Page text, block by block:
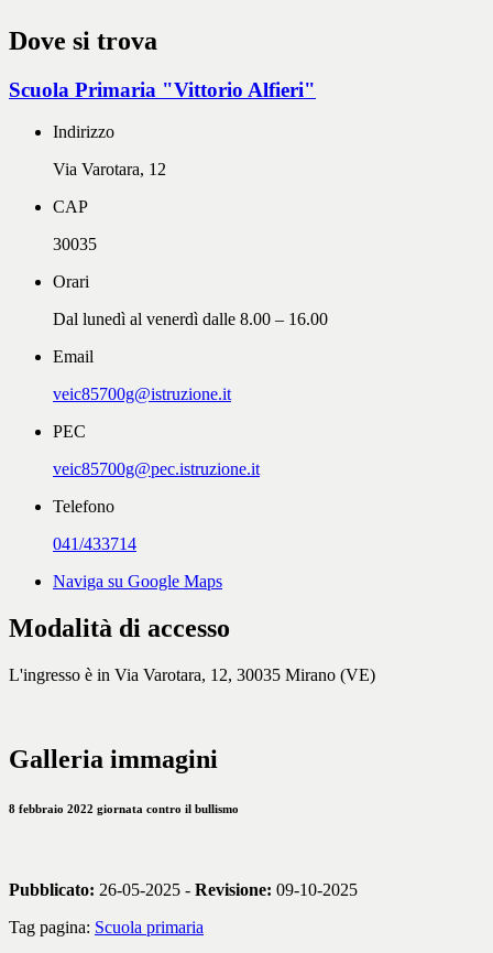
Dove si trova
Scuola Primaria "Vittorio Alfieri"
Indirizzo
Via Varotara, 12
CAP
30035
Orari
Dal lunedì al venerdì dalle 8.00 – 16.00
Email
veic85700g@istruzione.it
PEC
veic85700g@pec.istruzione.it
Telefono
041/433714
Naviga su Google Maps
Modalità di accesso
L'ingresso è in Via Varotara, 12, 30035 Mirano (VE)
Galleria immagini
8 febbraio 2022 giornata contro il bullismo
Pubblicato: 26-05-2025 - Revisione: 09-10-2025
Tag pagina: Scuola primaria